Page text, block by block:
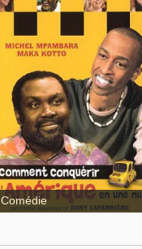
Comment conquérir
l'Amérique en une nuit
Comédie